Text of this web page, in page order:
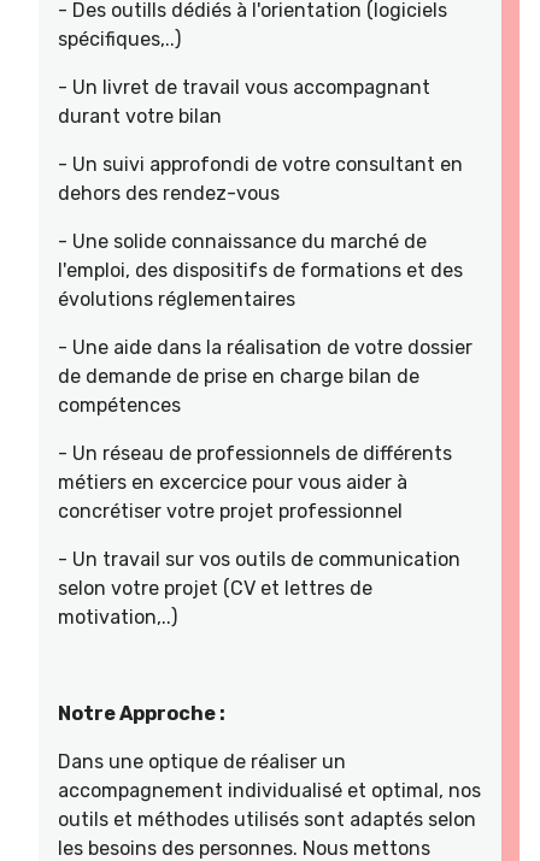
- Des outills dédiés à l'orientation (logiciels
spécifiques,..)
- Un livret de travail vous accompagnant
durant votre bilan
- Un suivi approfondi de votre consultant en
dehors des rendez-vous
- Une solide connaissance du marché de
l'emploi, des dispositifs de formations et des
évolutions réglementaires
- Une aide dans la réalisation de votre dossier
de demande de prise en charge bilan de
compétences
- Un réseau de professionnels de différents
métiers en excercice pour vous aider à
concrétiser votre projet professionnel
- Un travail sur vos outils de communication
selon votre projet (CV et lettres de
motivation,..)
Notre Approche :
Dans une optique de réaliser un
accompagnement individualisé et optimal, nos
outils et méthodes utilisés sont adaptés selon
les besoins des personnes. Nous mettons